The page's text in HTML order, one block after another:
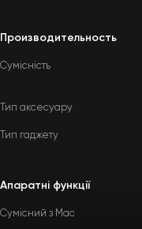
Производительность
Сумісність
Тип аксесуару
Тип гаджету
Апаратні функції
Сумісний з Mac